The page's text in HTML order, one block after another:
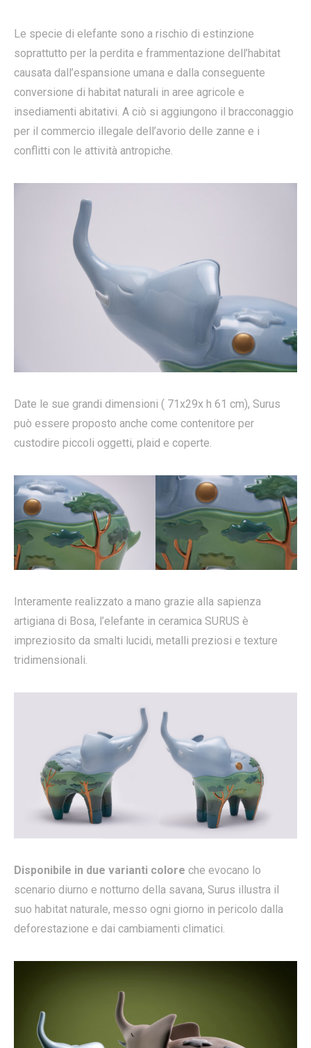
Le specie di elefante sono a rischio di estinzione
soprattutto per la perdita e frammentazione dell’habitat
causata dall’espansione umana e dalla conseguente
conversione di habitat naturali in aree agricole e
insediamenti abitativi. A ciò si aggiungono il bracconaggio
per il commercio illegale dell’avorio delle zanne e i
conflitti con le attività antropiche.
Date le sue grandi dimensioni ( 71x29x h 61 cm), Surus
può essere proposto anche come contenitore per
custodire piccoli oggetti, plaid e coperte.
Interamente realizzato a mano grazie alla sapienza
artigiana di Bosa, l’elefante in ceramica SURUS è
impreziosito da smalti lucidi, metalli preziosi e texture
tridimensionali.
Disponibile in due varianti colore che evocano lo
scenario diurno e notturno della savana, Surus illustra il
suo habitat naturale, messo ogni giorno in pericolo dalla
deforestazione e dai cambiamenti climatici.